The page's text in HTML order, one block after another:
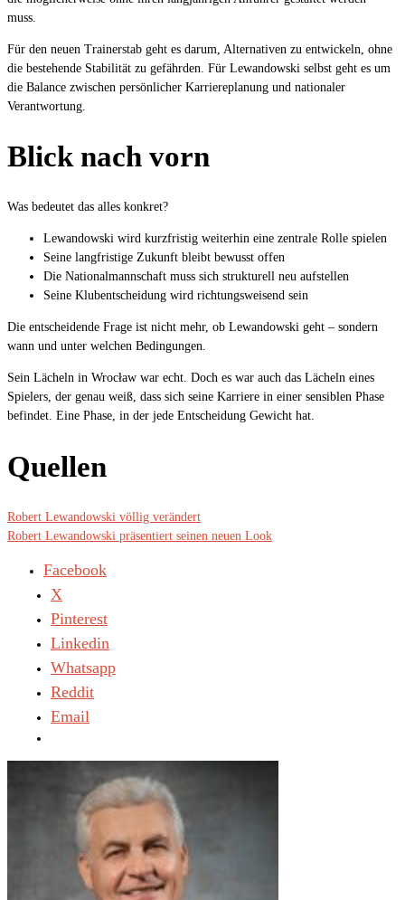
muss.
Für den neuen Trainerstab geht es darum, Alternativen zu entwickeln, ohne
die bestehende Stabilität zu gefährden. Für Lewandowski selbst geht es um
die Balance zwischen persönlicher Karriereplanung und nationaler
Verantwortung.
Blick nach vorn
Was bedeutet das alles konkret?
Lewandowski wird kurzfristig weiterhin eine zentrale Rolle spielen
Seine langfristige Zukunft bleibt bewusst offen
Die Nationalmannschaft muss sich strukturell neu aufstellen
Seine Klubentscheidung wird richtungsweisend sein
Die entscheidende Frage ist nicht mehr, ob Lewandowski geht – sondern
wann und unter welchen Bedingungen.
Sein Lächeln in Wrocław war echt. Doch es war auch das Lächeln eines
Spielers, der genau weiß, dass sich seine Karriere in einer sensiblen Phase
befindet. Eine Phase, in der jede Entscheidung Gewicht hat.
Quellen
Robert Lewandowski völlig verändert
Robert Lewandowski präsentiert seinen neuen Look
Facebook
X
Pinterest
Linkedin
Whatsapp
Reddit
Email